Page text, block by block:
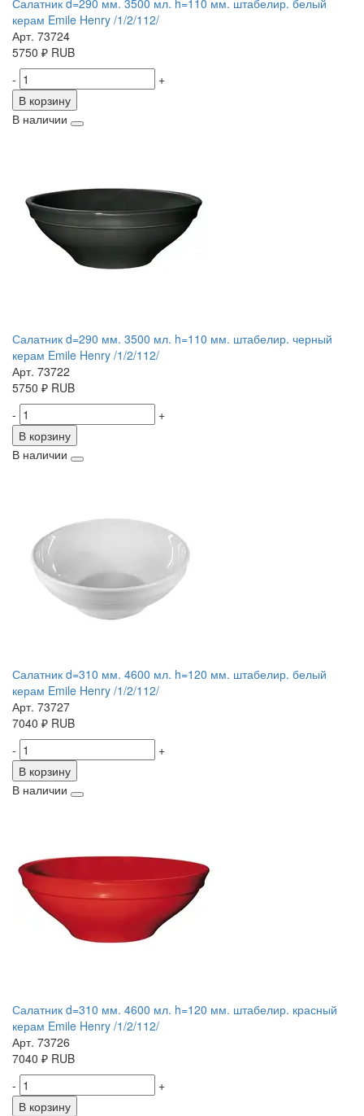
Салатник d=290 мм. 3500 мл. h=110 мм. штабелир. белый
керам Emile Henry /1/2/112/
Арт. 73724
5750 ₽ RUB
-
+
В корзину
В наличии
Салатник d=290 мм. 3500 мл. h=110 мм. штабелир. черный
керам Emile Henry /1/2/112/
Арт. 73722
5750 ₽ RUB
-
+
В корзину
В наличии
Салатник d=310 мм. 4600 мл. h=120 мм. штабелир. белый
керам Emile Henry /1/2/112/
Арт. 73727
7040 ₽ RUB
-
+
В корзину
В наличии
Салатник d=310 мм. 4600 мл. h=120 мм. штабелир. красный
керам Emile Henry /1/2/112/
Арт. 73726
7040 ₽ RUB
-
+
В корзину